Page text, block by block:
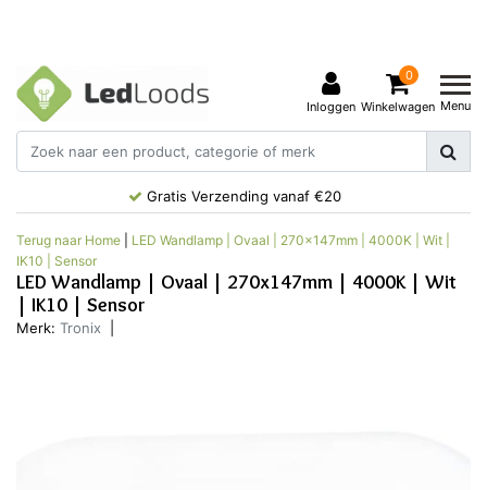
Inloggen
0
Winkelwagen Menu
Gratis Verzending vanaf €20
Terug naar Home
LED Wandlamp | Ovaal | 270x147mm | 4000K | Wit |
IK10 | Sensor
LED Wandlamp | Ovaal | 270x147mm | 4000K | Wit
| IK10 | Sensor
Merk: Tronix